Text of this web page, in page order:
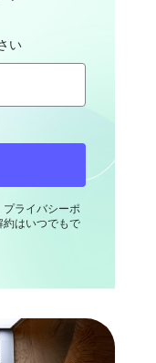
い
ライバシーポ
はいつでもで